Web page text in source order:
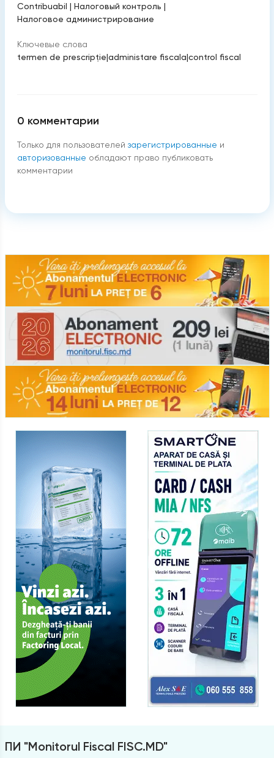
Contribuabil | Налоговый контроль |
Налоговое администрирование
Ключевые слова
termen de prescripție|administare fiscala|control fiscal
0 комментарии
Только для пользователей зарегистрированные и
авторизованные обладают право публиковать
комментарии
ПИ "Monitorul Fiscal FISC.MD"